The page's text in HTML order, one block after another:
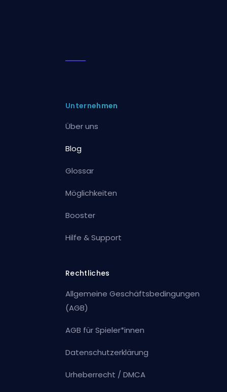
Unternehmen
Über uns
Blog
Glossar
Möglichkeiten
Booster
Hilfe & Support
Rechtliches
Allgemeine Geschäftsbedingungen
(AGB)
AGB für Spieler*innen
Datenschutzerklärung
Urheberrecht / DMCA